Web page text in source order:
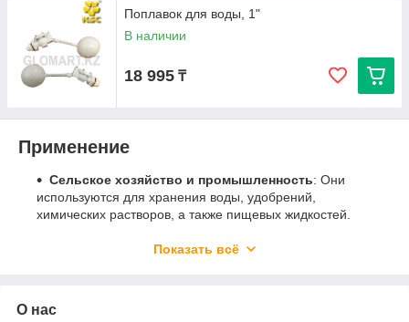
Поплавок для воды, 1"
В наличии
18 995 ₸
Применение
Сельское хозяйство и промышленность: Они
используются для хранения воды, удобрений,
химических растворов, а также пищевых жидкостей.
предприятиях, заводах по производству газированных
жидкостей.
Показать всё
О нас